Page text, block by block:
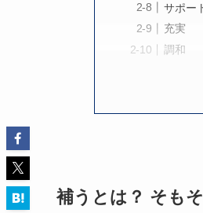
サポー
充実
調和
補うとは？ そも